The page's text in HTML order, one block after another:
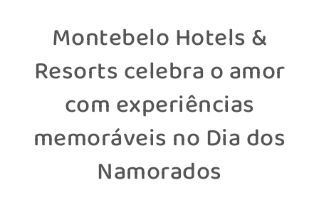
Montebelo Hotels &
Resorts celebra o amor
com experiências
memoráveis no Dia dos
Namorados